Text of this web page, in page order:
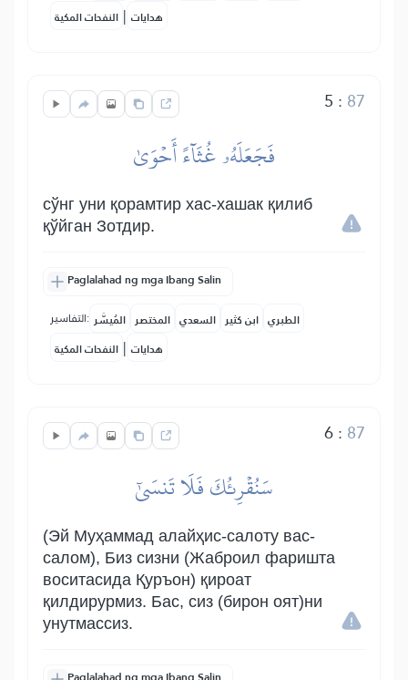
النفحات المكية | هدايات
5 : 87
فَجَعَلَهُۥ غُثَآءً أَحۡوَىٰ
сўнг уни қорамтир хас-хашак қилиб
қўйган Зотдир.
Paglalahad ng mga Ibang Salin
التفاسير: المُيسَّر المختصر السعدي ابن كثير الطبري
النفحات المكية | هدايات
6: 87
سَنُقۡرِئُكَ فَلَا تَنسَىٰٓ
(Эй Муҳаммад алайҳис-салоту вас-
салом), Биз сизни (Жаброил фаришта
воситасида Қуръон) қироат
қилдирурмиз. Бас, сиз (бирон оят)ни
унутмассиз.